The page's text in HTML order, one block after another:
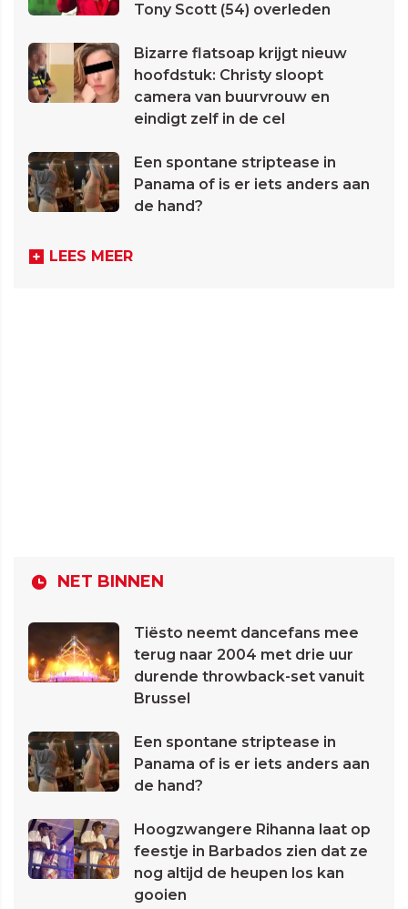
Tony Scott (54) overleden
Bizarre flatsoap krijgt nieuw
hoofdstuk: Christy sloopt
camera van buurvrouw en
eindigt zelf in de cel
Een spontane striptease in
Panama of is er iets anders aan
de hand?
LEES MEER
NET BINNEN
Tiësto neemt dancefans mee
terug naar 2004 met drie uur
durende throwback-set vanuit
Brussel
Een spontane striptease in
Panama of is er iets anders aan
de hand?
Hoogzwangere Rihanna laat op
feestje in Barbados zien dat ze
nog altijd de heupen los kan
gooien